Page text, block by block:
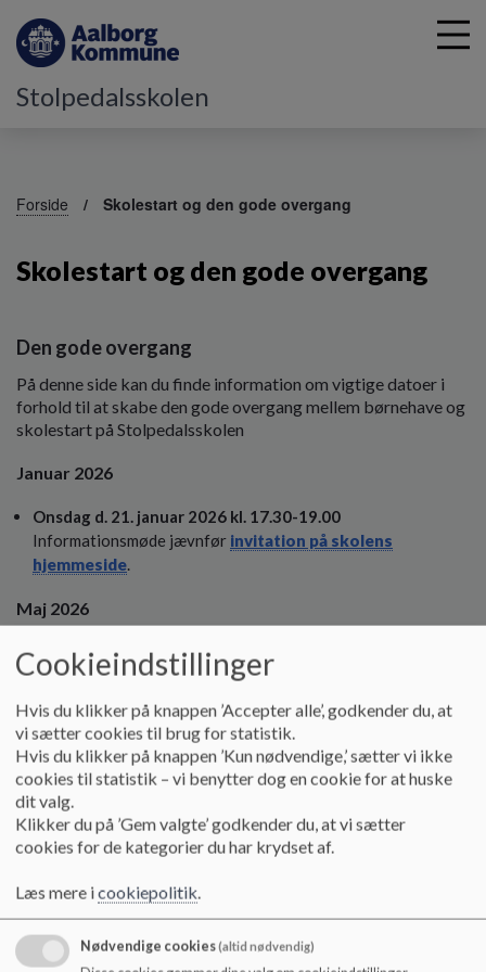
Stolpedalsskolen
Forside Skolestart og den gode overgang
Skolestart og den gode overgang
Den gode overgang
På denne side kan du finde information om vigtige datoer i
forhold til at skabe den gode overgang mellem børnehave og
skolestart på Stolpedalsskolen
Januar 2026
Onsdag d. 21. januar 2026 kl. 17.30-19.00
Informationsmøde jævnfør invitation på skolens
hjemmeside.
Maj 2026
5.maj eller 12.maj kl. 8.00-14.00
Overleveringssamtaler med forældre.
Udvidede samtaler med forældre, børnehaver og relevante
interne og eksterne samarbejdspartnere (PPR, rådgivere
eller andre)
20.-27.maj
Besøgsdage for kommende skolestartere.
Distriktets børnehaver deltager ved én af besøgsdagene. De
deres forældre én af dagene.
Juni 2026
Cookieindstillinger
Hvis du klikker på knappen ’Accepter alle’, godkender du, at
vi sætter cookies til brug for statistik.
Hvis du klikker på knappen ’Kun nødvendige,’ sætter vi ikke
cookies til statistik – vi benytter dog en cookie for at huske
dit valg.
Klikker du på ’Gem valgte’ godkender du, at vi sætter
cookies for de kategorier du har krydset af.
Læs mere icookiepolitik.
Nødvendige cookies(altid nødvendig)